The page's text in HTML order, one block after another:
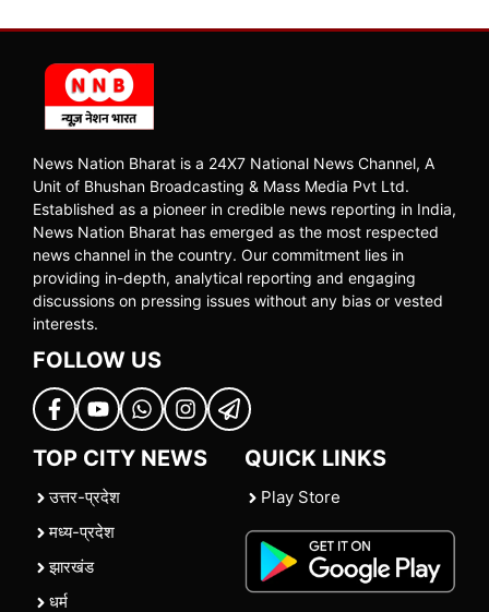
News Nation Bharat is a 24X7 National News Channel, A
Unit of Bhushan Broadcasting & Mass Media Pvt Ltd.
Established as a pioneer in credible news reporting in India,
News Nation Bharat has emerged as the most respected
news channel in the country. Our commitment lies in
providing in-depth, analytical reporting and engaging
discussions on pressing issues without any bias or vested
interests.
FOLLOW US
TOP CITY NEWS
उत्तर-प्रदेश
मध्य-प्रदेश
झारखंड
धर्म
QUICK LINKS
Play Store